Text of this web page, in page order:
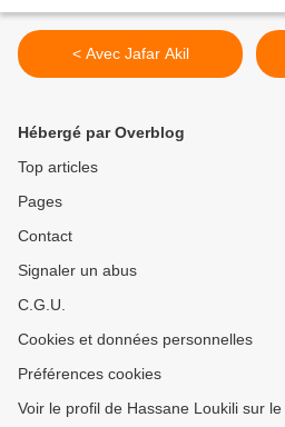
< Avec Jafar Akil
Hébergé par Overblog
Top articles
Pages
Contact
Signaler un abus
C.G.U.
Cookies et données personnelles
Préférences cookies
Voir le profil de Hassane Loukili sur